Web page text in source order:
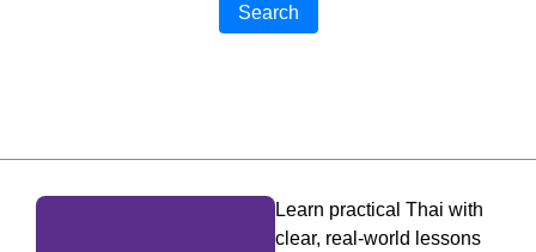
Search
Learn practical Thai with
clear, real-world lessons